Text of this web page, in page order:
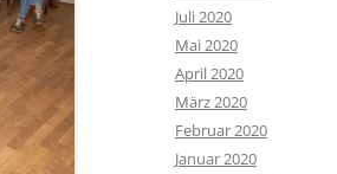
Juli 2020
Mai 2020
April 2020
März 2020
Februar 2020
Januar 2020